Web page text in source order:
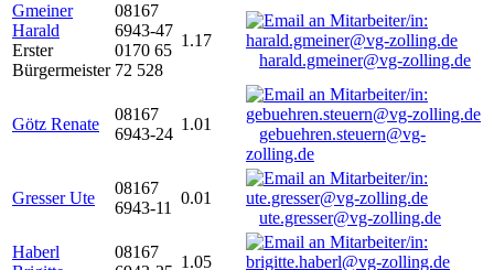
Gmeiner
Harald
Erster
Bürgermeister
08167
6943-47
0170 65
72 528
1.17
harald.gmeiner@vg-zolling.de
Götz Renate
08167
6943-24
1.01
gebuehren.steuern@vg-
zolling.de
Gresser Ute
08167
6943-11
0.01
ute.gresser@vg-zolling.de
Haberl
08167
1.05